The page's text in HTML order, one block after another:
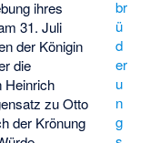
br
ü
d
er
u
n
g
ihres
31. Juli
der Königin
die
Heinrich
zu Otto
der Krönung